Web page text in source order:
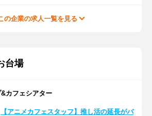
の企業の求人一覧を見る
台場
カフェシアター
【アニメカフェスタッフ】推し活の延長がバ